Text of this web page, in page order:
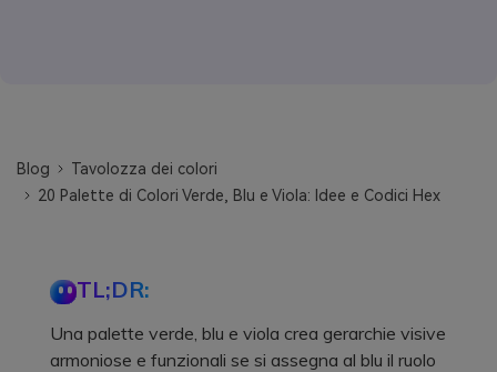
Blog
Tavolozza dei colori
20 Palette di Colori Verde, Blu e Viola: Idee e Codici Hex
TL;DR:
Una palette verde, blu e viola crea gerarchie visive
armoniose e funzionali se si assegna al blu il ruolo